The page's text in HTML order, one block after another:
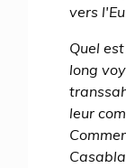
vers
Quel
long
leur